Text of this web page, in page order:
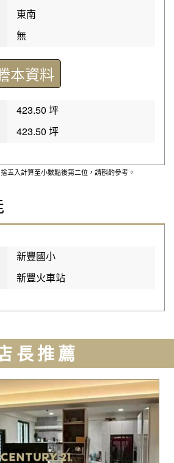
東南
無
本資料
423.50 坪
423.50 坪
五入計算至小數點後第二位，請斟酌參考。
新豐國小
新豐火車站
長推薦